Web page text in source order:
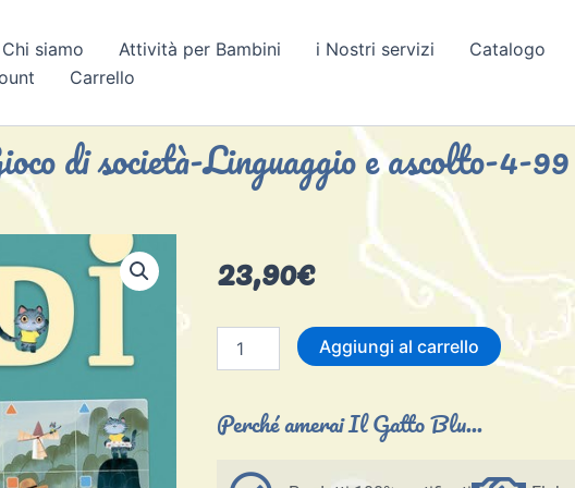
Chi siamo Attività per Bambini i Nostri servizi Catalogo
Carrello
di società-Linguaggio e ascolto-4-
23,90€
Gioco
Linguaggio
Aggiungi al carrello
Perché amerai Il Gatto Blu...